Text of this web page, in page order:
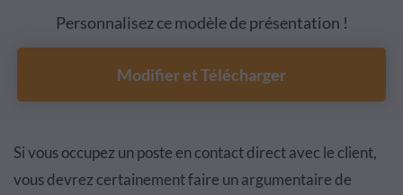
Personnalisez ce modèle de présentation !
Modifier et Télécharger
Si vous occupez un poste en contact direct avec le client,
vous devrez certainement faire un argumentaire de